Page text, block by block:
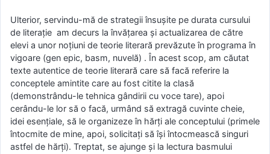
Ulterior, servindu-mă de strategii însușite pe durata cursului
de literație am decurs la învățarea și actualizarea de către
elevi a unor noțiuni de teorie literară prevăzute în programa în
vigoare (gen epic, basm, nuvelă) . În acest scop, am căutat
texte autentice de teorie literară care să facă referire la
conceptele amintite care au fost citite la clasă
(demonstrându-le tehnica gândirii cu voce tare), apoi
cerându-le lor să o facă, urmând să extragă cuvinte cheie,
idei esențiale, să le organizeze în hărți ale conceptului (primele
întocmite de mine, apoi, solicitați să își întocmească singuri
astfel de hărți). Treptat, se ajunge și la lectura basmului